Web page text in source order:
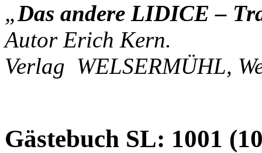
„Das andere LIDICE –
Autor Erich Kern.
Verlag WELSERMÜHL,
Gästebuch SL: 1001